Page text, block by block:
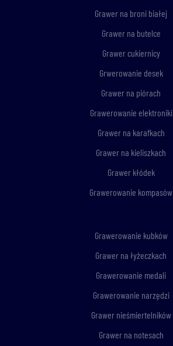
Grawer na broni białej
Grawer na butelce
Grawer cukiernicy
Grwerowanie desek
Grawer na piórach
Grawerowanie elektroniki
Grawer na karafkach
Grawer na kieliszkach
Grawer kłódek
Grawerowanie kompasów
Grawerowanie kubków
Grawer na łyżeczkach
Grawerowanie medali
Grawerowanie narzędzi
Grawer nieśmiertelników
Grawer na notesach